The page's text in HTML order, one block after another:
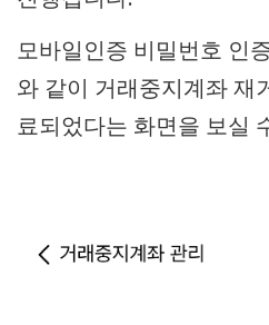
모바일인증 비밀번호 인
와 같이 거래중지계좌 재
료되었다는 화면을 보실